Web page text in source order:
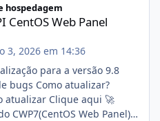
hospedagem
CentOS Web Panel
3, 2026 em 14:36
atualizar?
Clique aqui 🚀